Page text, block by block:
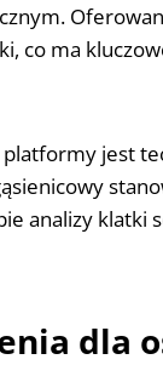
co ma
jest
analizy klatki
dla